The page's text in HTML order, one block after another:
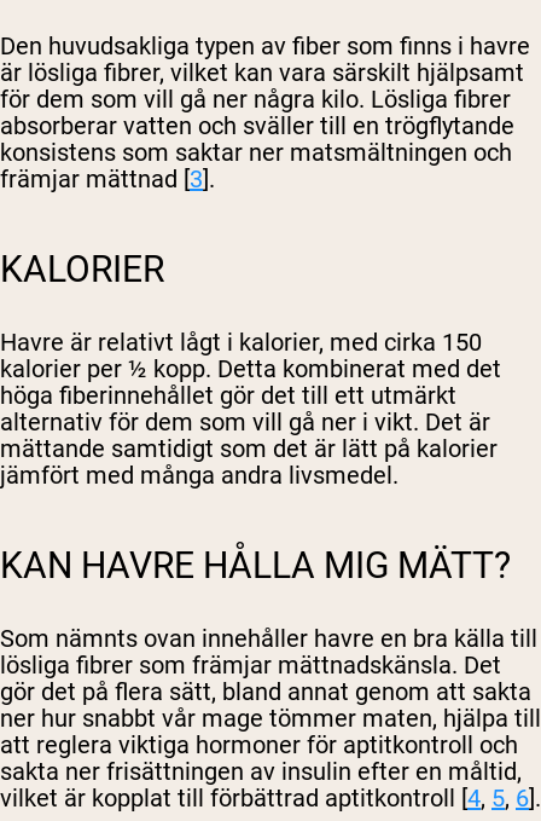
Den huvudsakliga typen av fiber som finns i havre
är lösliga fibrer, vilket kan vara särskilt hjälpsamt
för dem som vill gå ner några kilo. Lösliga fibrer
absorberar vatten och sväller till en trögflytande
konsistens som saktar ner matsmältningen och
främjar mättnad [3].
KALORIER
Havre är relativt lågt i kalorier, med cirka 150
kalorier per ½ kopp. Detta kombinerat med det
höga fiberinnehållet gör det till ett utmärkt
alternativ för dem som vill gå ner i vikt. Det är
mättande samtidigt som det är lätt på kalorier
jämfört med många andra livsmedel.
KAN HAVRE HÅLLA MIG MÄTT?
Som nämnts ovan innehåller havre en bra källa till
lösliga fibrer som främjar mättnadskänsla. Det
gör det på flera sätt, bland annat genom att sakta
ner hur snabbt vår mage tömmer maten, hjälpa till
att reglera viktiga hormoner för aptitkontroll och
sakta ner frisättningen av insulin efter en måltid,
vilket är kopplat till förbättrad aptitkontroll [4, 5, 6].